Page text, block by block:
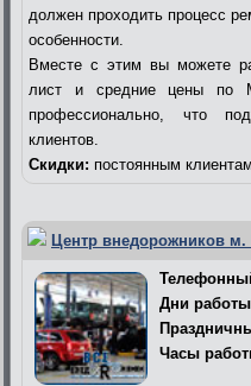
должен проходить процесс
особенности.
Вместе с этим вы можете
лист и средние цены по
профессионально, что
клиентов.
Скидки: постоянным
Центр внедорожников м.
Дни
Часы